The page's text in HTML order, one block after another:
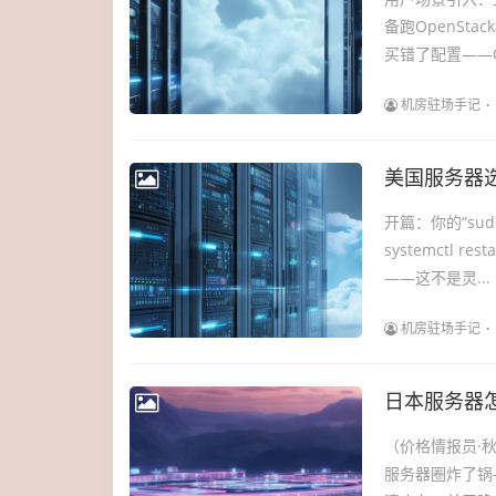
备跑
买错了配置
机房驻场手记
美国服务器
开篇：你的
systemctl
——这不是灵...
机房驻场手记
日本服务器
（价格情报员
服务器圈炸了